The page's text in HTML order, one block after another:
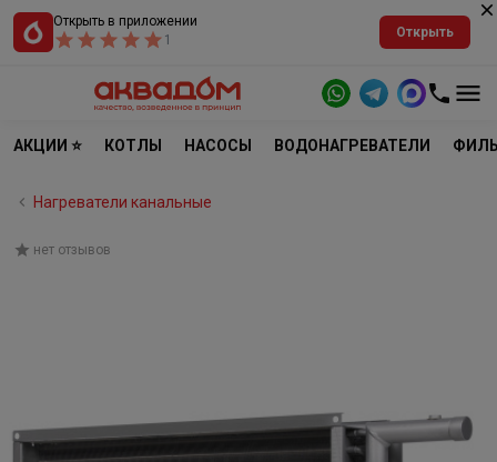
Открыть в приложении
1
Открыть
АКЦИИ ⭐ КОТЛЫ НАСОСЫ ВОДОНАГРЕВАТЕЛИ
Нагреватели канальные
нет отзывов